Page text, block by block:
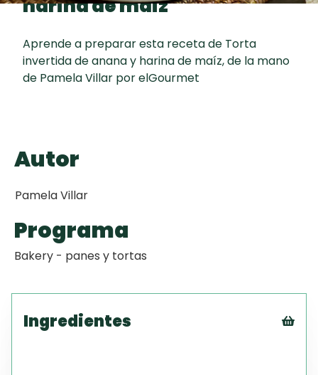
Galletas con
recetas
harina de maíz
Aprende a preparar esta receta de Torta
invertida de anana y harina de maíz, de la mano
de Pamela Villar por elGourmet
Autor
Pamela Villar
Programa
Bakery - panes y tortas
Ingredientes